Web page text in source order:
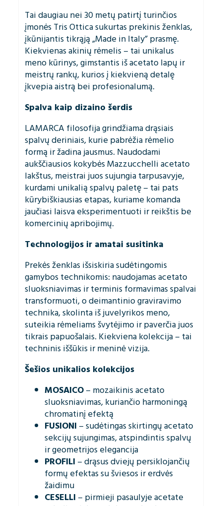
Tai daugiau nei 30 metų patirtį turinčios
įmonės Tris Ottica sukurtas prekinis ženklas,
įkūnijantis tikrąją „Made in Italy” prasmę.
Kiekvienas akinių rėmelis – tai unikalus
meno kūrinys, gimstantis iš acetato lapų ir
meistrų rankų, kurios į kiekvieną detalę
įkvepia aistrą bei profesionalumą.
Spalva kaip dizaino šerdis
LAMARCA filosofija grindžiama drąsiais
spalvų deriniais, kurie pabrėžia rėmelio
formą ir žadina jausmus. Naudodami
aukščiausios kokybės Mazzucchelli acetato
lakštus, meistrai juos sujungia tarpusavyje,
kurdami unikalią spalvų paletę – tai pats
kūrybiškiausias etapas, kuriame komanda
jaučiasi laisva eksperimentuoti ir reikštis be
komercinių apribojimų.
Technologijos ir amatai susitinka
Prekės ženklas išsiskiria sudėtingomis
gamybos technikomis: naudojamas acetato
sluoksniavimas ir terminis formavimas spalvai
transformuoti, o deimantinio graviravimo
technika, skolinta iš juvelyrikos meno,
suteikia rėmeliams švytėjimo ir paverčia juos
tikrais papuošalais. Kiekviena kolekcija – tai
techninis iššūkis ir meninė vizija.
Šešios unikalios kolekcijos
MOSAICO– mozaikinis acetato
sluoksniavimas, kuriančio harmoningą
chromatinį efektą
FUSIONI – sudėtingas skirtingų acetato
sekcijų sujungimas, atspindintis spalvų
ir geometrijos elegancija
PROFILI – drąsus dviejų persiklojančių
formų efektas su šviesos ir erdvės
žaidimu
CESELLI – pirmieji pasaulyje acetate